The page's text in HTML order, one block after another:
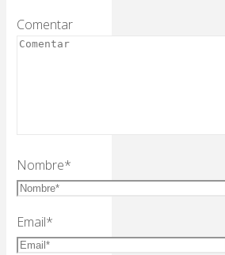
Comentar
Nombre*
Email*